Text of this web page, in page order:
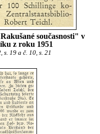
současnosti" v
z roku 1951
s. 19 a č. 10, s. 21